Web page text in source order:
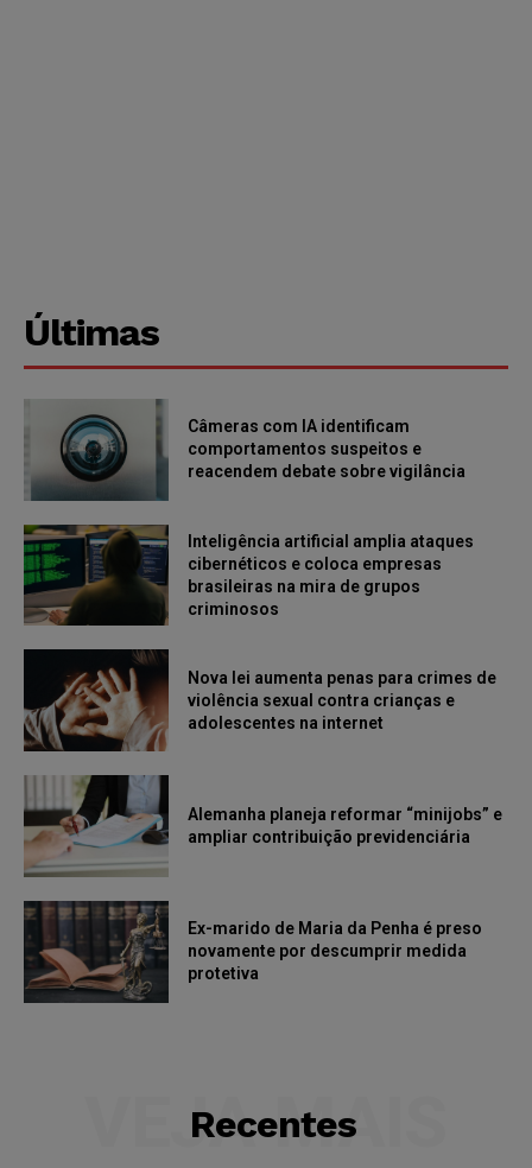
Últimas
Câmeras com IA identificam
comportamentos suspeitos e
reacendem debate sobre vigilância
Inteligência artificial amplia ataques
cibernéticos e coloca empresas
brasileiras na mira de grupos
criminosos
Nova lei aumenta penas para crimes de
violência sexual contra crianças e
adolescentes na internet
Alemanha planeja reformar “minijobs” e
ampliar contribuição previdenciária
Ex-marido de Maria da Penha é preso
novamente por descumprir medida
protetiva
Recentes
VEJA MAIS